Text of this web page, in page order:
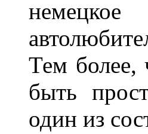
Тем более,
быть
один из